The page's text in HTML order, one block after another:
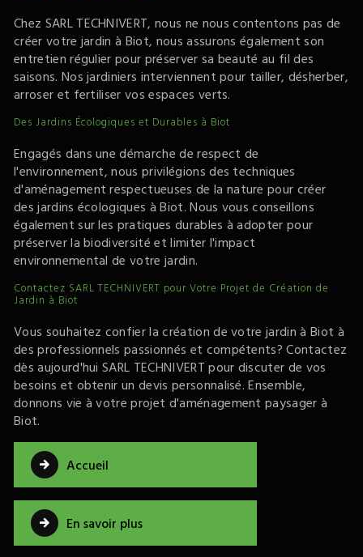
Chez SARL TECHNIVERT, nous ne nous contentons pas de
créer votre jardin à Biot, nous assurons également son
entretien régulier pour préserver sa beauté au fil des
saisons. Nos jardiniers interviennent pour tailler, désherber,
arroser et fertiliser vos espaces verts.
Des Jardins Écologiques et Durables à Biot
Engagés dans une démarche de respect de
l'environnement, nous privilégions des techniques
d'aménagement respectueuses de la nature pour créer
des jardins écologiques à Biot. Nous vous conseillons
également sur les pratiques durables à adopter pour
préserver la biodiversité et limiter l'impact
environnemental de votre jardin.
Contactez SARL TECHNIVERT pour Votre Projet de Création de
Jardin à Biot
Vous souhaitez confier la création de votre jardin à Biot à
des professionnels passionnés et compétents? Contactez
dès aujourd'hui SARL TECHNIVERT pour discuter de vos
besoins et obtenir un devis personnalisé. Ensemble,
donnons vie à votre projet d'aménagement paysager à
Biot.
Accueil
En savoir plus